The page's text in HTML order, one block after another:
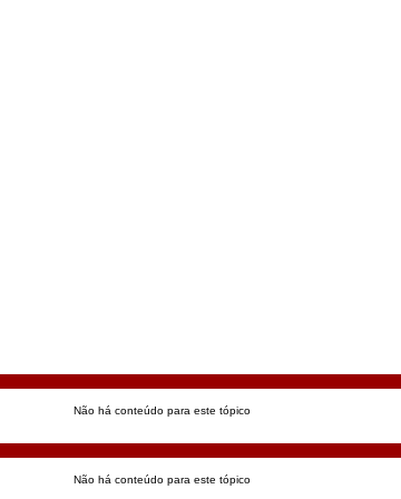
Não há conteúdo para este tópico
Não há conteúdo para este tópico